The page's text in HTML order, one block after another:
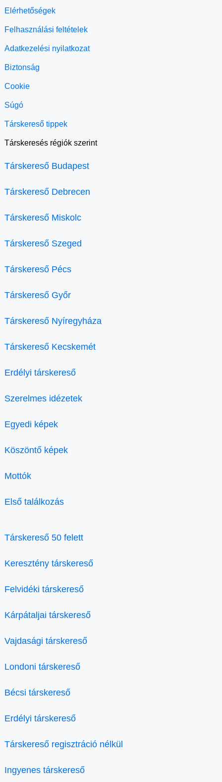
Elérhetőségek
Felhasználási feltételek
Adatkezelési nyilatkozat
Biztonság
Cookie
Súgó
Társkereső tippek
Társkeresés régiók szerint
Társkereső Budapest
Társkereső Debrecen
Társkereső Miskolc
Társkereső Szeged
Társkereső Pécs
Társkereső Győr
Társkereső Nyíregyháza
Társkereső Kecskemét
Erdélyi társkereső
Szerelmes idézetek
Egyedi képek
Köszöntő képek
Mottók
Első találkozás
Társkereső 50 felett
Keresztény társkereső
Felvidéki társkereső
Kárpátaljai társkereső
Vajdasági társkereső
Londoni társkereső
Bécsi társkereső
Erdélyi társkereső
Társkereső regisztráció nélkül
Ingyenes társkereső